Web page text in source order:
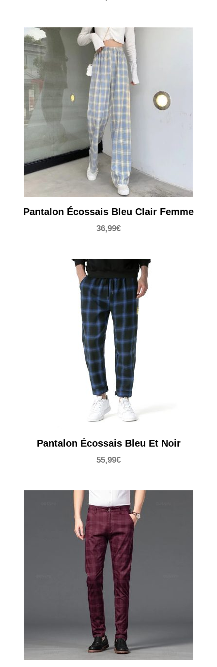
Pantalon Écossais Bleu Clair Femme
36,99€
Pantalon Écossais Bleu Et Noir
55,99€